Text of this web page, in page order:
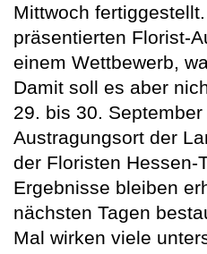
Mittwoch
präsentierten Florist-
einem Wettbewerb,
Damit soll es aber
29. bis 30.
Austragungsort der
der Floristen Hessen-
Ergebnisse bleiben
nächsten Tagen
Mal wirken viele